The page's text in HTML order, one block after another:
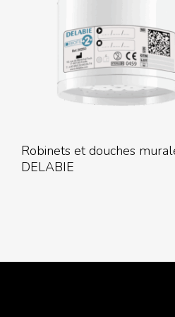
Lire La Suite
Robinets et douches
DELABIE